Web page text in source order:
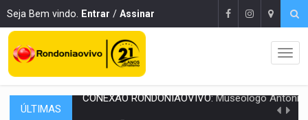
Seja Bem vindo. Entrar / Assinar
ÚLTIMAS Ferroviários pedem ao Iphan recuperação de área